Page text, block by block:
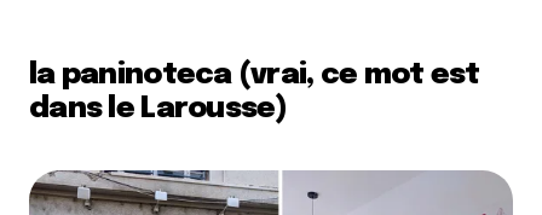
la paninoteca (vrai, ce mot est
dans le Larousse)